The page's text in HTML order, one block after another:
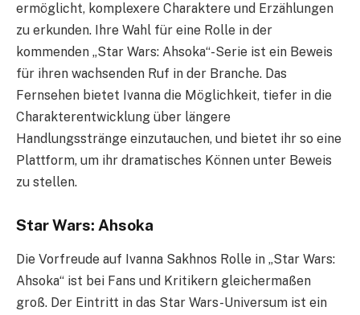
ermöglicht, komplexere Charaktere und Erzählungen
zu erkunden. Ihre Wahl für eine Rolle in der
kommenden „Star Wars: Ahsoka“-Serie ist ein Beweis
für ihren wachsenden Ruf in der Branche. Das
Fernsehen bietet Ivanna die Möglichkeit, tiefer in die
Charakterentwicklung über längere
Handlungsstränge einzutauchen, und bietet ihr so eine
Plattform, um ihr dramatisches Können unter Beweis
zu stellen.
Star Wars: Ahsoka
Die Vorfreude auf Ivanna Sakhnos Rolle in „Star Wars:
Ahsoka“ ist bei Fans und Kritikern gleichermaßen
groß. Der Eintritt in das Star Wars-Universum ist ein